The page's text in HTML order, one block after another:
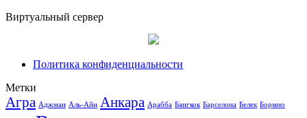
Виртуальный сервер
Политика конфиденциальности
Метки
Агра Аджман Аль-Айн Анкара Арабба Бангкок Барселона Белек Бормио